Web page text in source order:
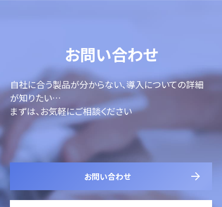
お問い合わせ
自社に合う製品が分からない、導入についての詳細
が知りたい…
まずは、お気軽にご相談ください
お問い合わせ